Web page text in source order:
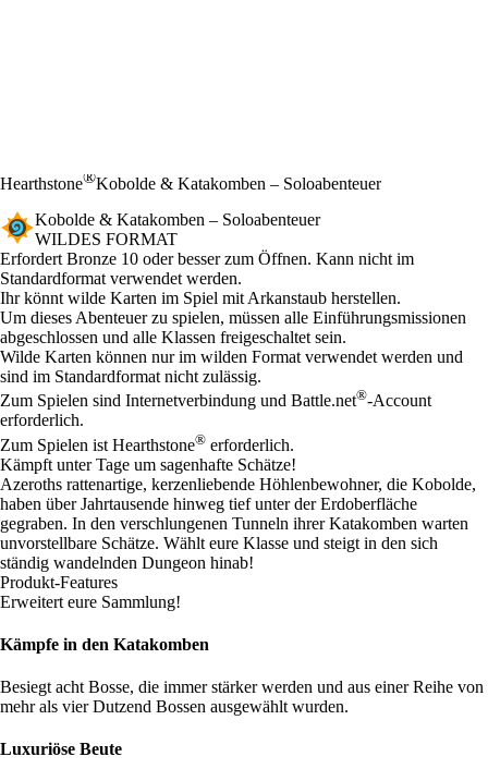
Hearthstone®Kobolde & Katakomben – Soloabenteuer
Kobolde & Katakomben – Soloabenteuer
WILDES FORMAT
Product Notification
Erfordert Bronze 10 oder besser zum Öffnen. Kann nicht im
Standardformat verwendet werden.
Available actions
Ihr könnt wilde Karten im Spiel mit Arkanstaub herstellen.
Um dieses Abenteuer zu spielen, müssen alle Einführungsmissionen
abgeschlossen und alle Klassen freigeschaltet sein.
Wilde Karten können nur im wilden Format verwendet werden und
sind im Standardformat nicht zulässig.
Zum Spielen sind Internetverbindung und Battle.net®-Account
erforderlich.
Zum Spielen ist Hearthstone® erforderlich.
Kämpft unter Tage um sagenhafte Schätze!
Azeroths rattenartige, kerzenliebende Höhlenbewohner, die Kobolde,
haben über Jahrtausende hinweg tief unter der Erdoberfläche
gegraben. In den verschlungenen Tunneln ihrer Katakomben warten
unvorstellbare Schätze. Wählt eure Klasse und steigt in den sich
ständig wandelnden Dungeon hinab!
Produkt-Features
Erweitert eure Sammlung!
Kämpfe in den Katakomben
Besiegt acht Bosse, die immer stärker werden und aus einer Reihe von
mehr als vier Dutzend Bossen ausgewählt wurden.
Luxuriöse Beute